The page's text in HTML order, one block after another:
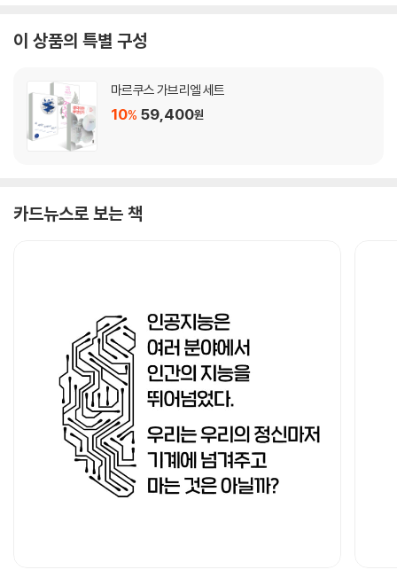
이 상품의 특별 구성
마르쿠스 가브리엘 세트
10% 59,400원
카드뉴스로 보는 책